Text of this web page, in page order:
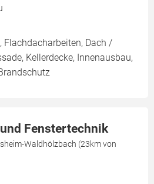
Flachdacharbeiten, Dach /
Kellerdecke, Innenausbau,
und Fenstertechnik
Waldhölzbach (23km von